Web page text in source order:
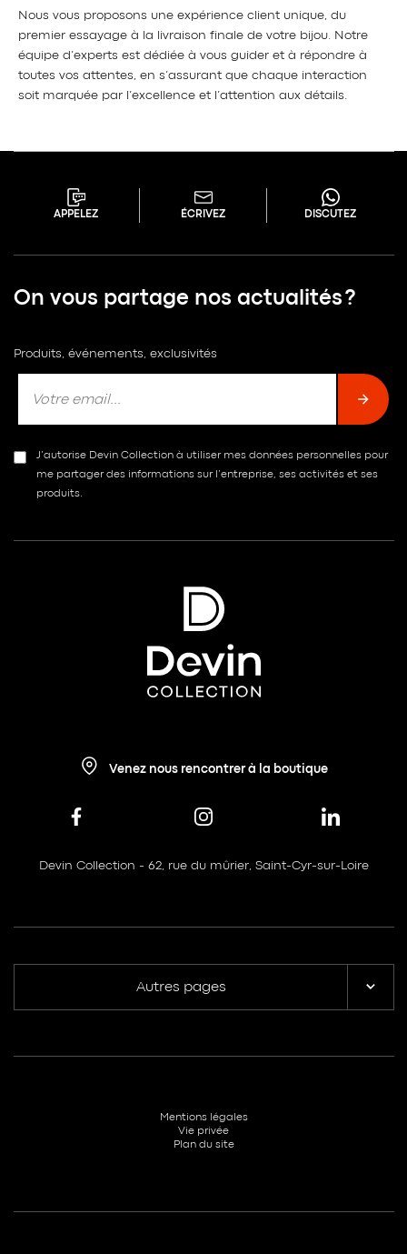
Nous vous proposons une expérience client unique, du
premier essayage à la livraison finale de votre bijou. Notre
équipe d’experts est dédiée à vous guider et à répondre à
toutes vos attentes, en s’assurant que chaque interaction
soit marquée par l’excellence et l’attention aux détails.
APPELEZ ÉCRIVEZ DISCUTEZ
On vous partage nos actualités ?
Produits, événements, exclusivités
J’autorise Devin Collection à utiliser mes données personnelles pour
me partager des informations sur l’entreprise, ses activités et ses
produits.
Venez nous rencontrer à la boutique
Devin Collection - 62, rue du mûrier, Saint-Cyr-sur-Loire
Autres pages
Mentions légales
Vie privée
Plan du site